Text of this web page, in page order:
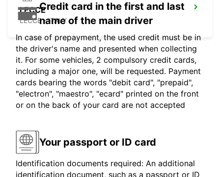
LECCE
LECCE - ITALY
Credit card in the first and last
name of the main driver
In case of prepayment, the used credit must be in
the driver's name and presented when collecting
it. For some vehicles, 2 compulsory credit cards,
including a major one, will be requested. Payment
cards bearing the words "debit card", "prepaid",
"electron", "maestro", "ecard" printed on the front
or on the back of your card are not accepted
Your passport or ID card
Identification documents required: An additional
identification document, such as a passport or ID